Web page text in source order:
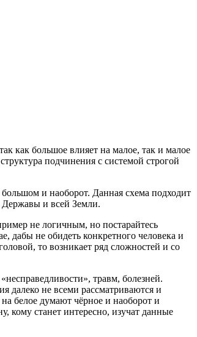
как большое влияет на малое, так и малое
подчинения с системой строгой
и наоборот. Данная схема подходит
Державы и всей Земли.
не логичным, но постарайтесь
дабы не обидеть конкретного человека и
то возникает ряд сложностей и со
травм, болезней.
далеко не всеми рассматриваются и
белое думают чёрное и наоборот и
кому станет интересно, изучат данные